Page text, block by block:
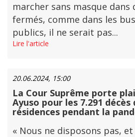
marcher sans masque dans
fermés, comme dans les
publics, il ne serait pas...
Lire l'article
20.06.2024, 15:00
La Cour Suprême porte
Ayuso pour les 7.291 décès
résidences pendant la
« Nous ne disposons pas,